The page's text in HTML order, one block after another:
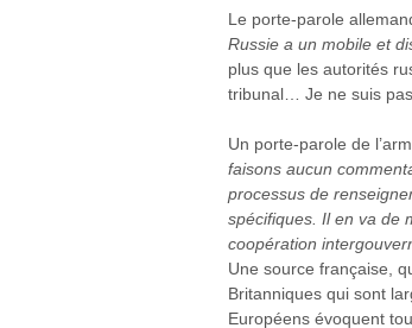
Le porte-parole
Russie a un mobile et
plus que les autorités
tribunal… Je ne suis
Un porte-parole de
faisons aucun
processus de
spécifiques. Il en va de
coopération
Une source française,
Britanniques qui sont
Européens évoquent